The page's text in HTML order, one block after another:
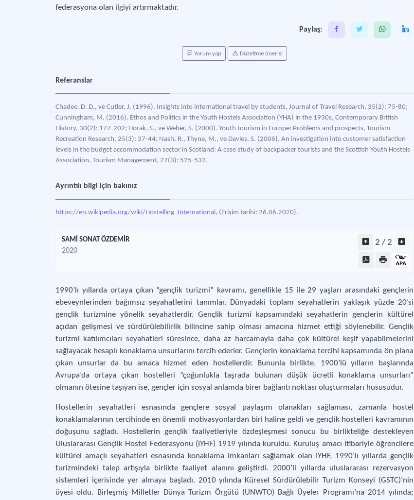
federasyona olan ilgiyi artırmaktadır.
Paylaş:
Yorum yap Düzeltme önerisi
Referanslar
Chadee, D. D., ve Cutler, J. (1996). Insights into international travel by students, Journal of Travel Research, 35(2): 75-80;
Cunningham, M. (2016). Ethos and Politics in the Youth Hostels Association (YHA) in the 1930s, Contemporary British
History, 30(2): 177-202; Horak, S., ve Weber, S. (2000). Youth tourism in Europe: Problems and prospects, Tourism
Recreation Research, 25(3): 37-44; Nash, R., Thyne, M., ve Davies, S. (2006). An investigation into customer satisfaction
levels in the budget accommodation sector in Scotland: A case study of backpacker tourists and the Scottish Youth Hostels
Association, Tourism Management, 27(3): 525-532.
Ayrıntılı bilgi için bakınız
https://en.wikipedia.org/wiki/Hostelling_International, (Erişim tarihi: 26.06.2020).
SAMİ SONAT ÖZDEMİR
2020
2 / 2
1990’lı yıllarda ortaya çıkan “gençlik turizmi” kavramı, genellikle 15 ile 29 yaşları arasındaki gençlerin
ebeveynlerinden bağımsız seyahatlerini tanımlar. Dünyadaki toplam seyahatlerin yaklaşık yüzde 20’si
gençlik turizmine yönelik seyahatlerdir. Gençlik turizmi kapsamındaki seyahatlerin gençlerin kültürel
açıdan gelişmesi ve sürdürülebilirlik bilincine sahip olması amacına hizmet ettiği söylenebilir. Gençlik
turizmi katılımcıları seyahatleri süresince, daha az harcamayla daha çok kültürel keşif yapabilmelerini
sağlayacak hesaplı konaklama unsurlarını tercih ederler. Gençlerin konaklama tercihi kapsamında ön plana
çıkan unsurlar da bu amaca hizmet eden hostellerdir. Bununla birlikte, 1900’lü yılların başlarında
Avrupa’da ortaya çıkan hostelleri “çoğunlukla taşrada bulunan düşük ücretli konaklama unsurları”
olmanın ötesine taşıyan ise, gençler için sosyal anlamda birer bağlantı noktası oluşturmaları hususudur.
Hostellerin seyahatleri esnasında gençlere sosyal paylaşım olanakları sağlaması, zamanla hostel
konaklamalarının tercihinde en önemli motivasyonlardan biri haline geldi ve gençlik hostelleri kavramının
doğuşunu sağladı. Hostellerin gençlik faaliyetleriyle özdeşleşmesi sonucu bu birlikteliğe destekleyen
Uluslararası Gençlik Hostel Federasyonu (IYHF) 1919 yılında kuruldu. Kuruluş amacı itibariyle öğrencilere
kültürel amaçlı seyahatleri esnasında konaklama imkanları sağlamak olan IYHF, 1990’lı yıllarda gençlik
turizmindeki talep artışıyla birlikte faaliyet alanını geliştirdi. 2000’li yıllarda uluslararası rezervasyon
sistemleri içerisinde yer almaya başladı. 2010 yılında Küresel Sürdürülebilir Turizm Konseyi (GSTC)’nin
üyesi oldu. Birleşmiş Milletler Dünya Turizm Örgütü (UNWTO) Bağlı Üyeler Programı’na 2014 yılında;